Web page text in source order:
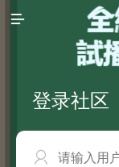

登录社区
